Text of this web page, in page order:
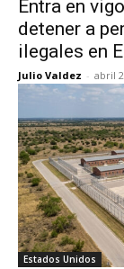
Entra en
detener a
ilegales en
Julio Valdez - abril
Estados Unidos